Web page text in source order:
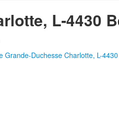
L-4430
Grande-Duchesse Charlotte, L-